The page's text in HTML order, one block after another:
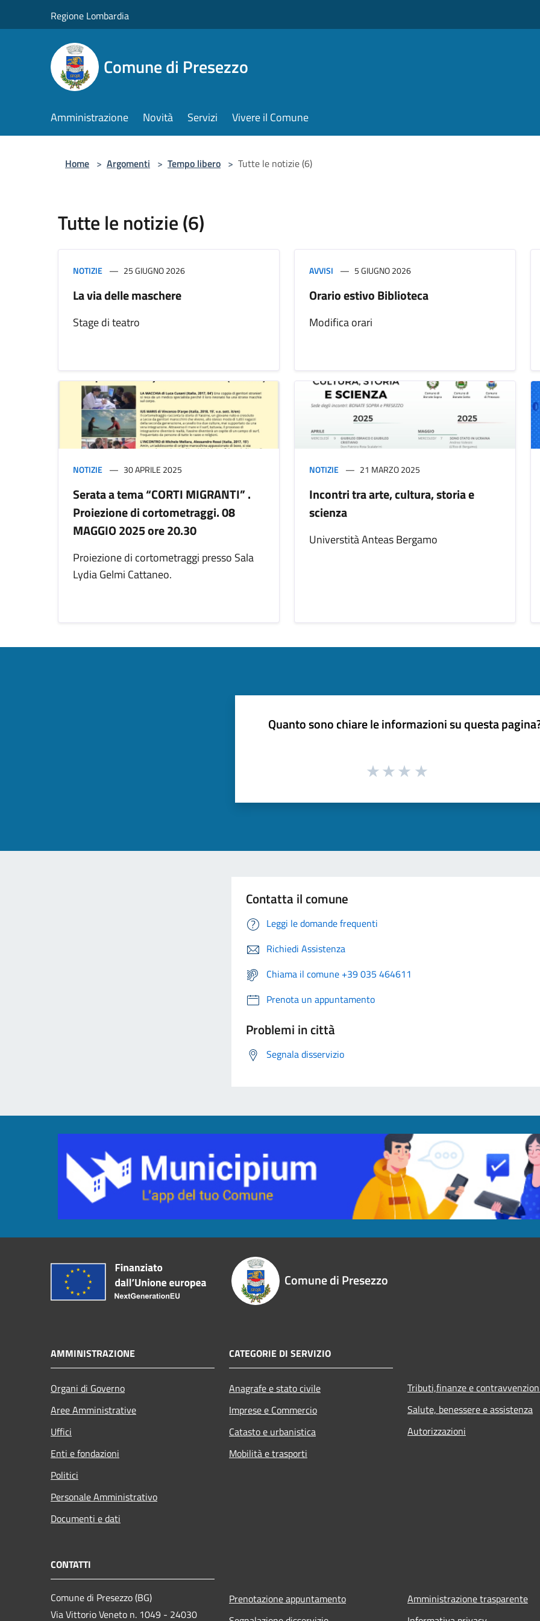
Regione Lombardia
Comune di Presezzo
Amministrazione Novità Servizi Vivere il Comune
Home > Argomenti > Tempo libero > Tutte le notizie (6)
Tutte le notizie (6)
NOTIZIE 25 GIUGNO 2026
La via delle maschere
Stage di teatro
AVVISI 5 GIUGNO 2026
Orario estivo Biblioteca
Modifica orari
NOTIZIE 30 APRILE 2025
Serata a tema “CORTI MIGRANTI” .
Proiezione di cortometraggi. 08
MAGGIO 2025 ore 20.30
Proiezione di cortometraggi presso Sala
Lydia Gelmi Cattaneo.
NOTIZIE 21 MARZO 2025
Incontri tra arte, cultura, storia e
scienza
Universtità Anteas Bergamo
Quanto sono chiare le informazioni su questa
Contatta il comune
Leggi le domande frequenti
Richiedi Assistenza
Chiama il comune +39 035 464611
Prenota un appuntamento
Problemi in città
Segnala disservizio
Comune di Presezzo
AMMINISTRAZIONE
Organi di Governo
Aree Amministrative
Uffici
Enti e fondazioni
Politici
Personale Amministrativo
Documenti e dati
CATEGORIE DI SERVIZIO
Anagrafe e stato civile
Imprese e Commercio
Catasto e urbanistica
Mobilità e trasporti
Tributi,finanze e
Salute, benessere e assistenza
Autorizzazioni
CONTATTI
Comune di Presezzo (BG)
Via Vittorio Veneto n. 1049 - 24030
Prenotazione appuntamento
Amministrazione trasparente